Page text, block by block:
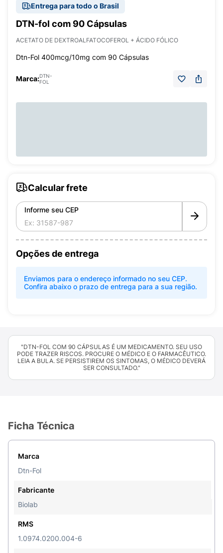
Entrega para todo o Brasil
DTN-fol com 90 Cápsulas
ACETATO DE DEXTROALFATOCOFEROL + ÁCIDO FÓLICO
Dtn-Fol 400mcg/10mg com 90 Cápsulas
Marca:DTN-
FOL
Calcular frete
Informe seu CEP
Opções de entrega
Enviamos para o endereço informado no seu CEP.
Confira abaixo o prazo de entrega para a sua região.
"DTN-FOL COM 90 CÁPSULAS É UM MEDICAMENTO. SEU USO
PODE TRAZER RISCOS. PROCURE O MÉDICO E O FARMACÊUTICO.
LEIA A BULA. SE PERSISTIREM OS SINTOMAS, O MÉDICO DEVERÁ
SER CONSULTADO."
Ficha Técnica
Marca
Dtn-Fol
Fabricante
Biolab
RMS
1.0974.0200.004-6